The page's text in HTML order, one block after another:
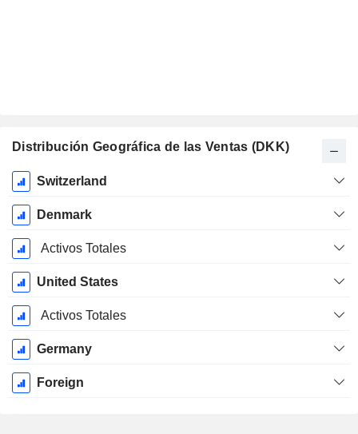
Distribución Geográfica de las Ventas (DKK)
Período
fiscal:
Diciembre
Switzerland
Denmark
Activos Totales
United States
Activos Totales
Germany
Foreign